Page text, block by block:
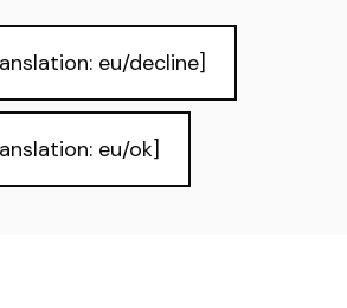
eu/decline]
eu/ok]